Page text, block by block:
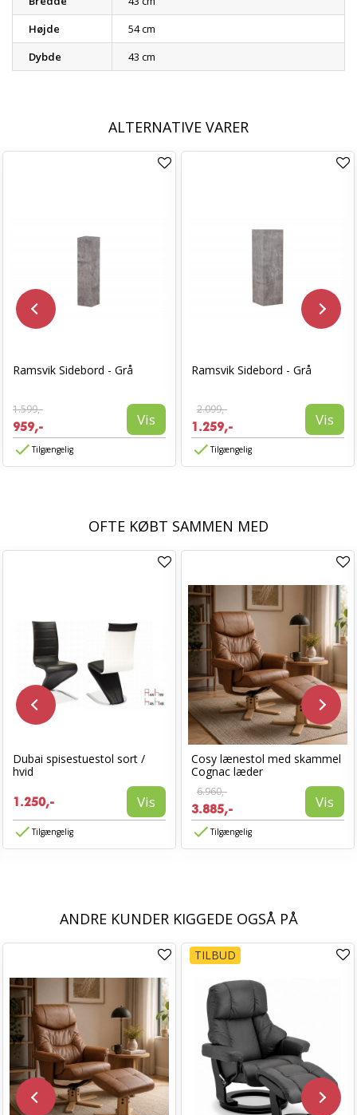
Højde
54 cm
Dybde
43 cm
ALTERNATIVE VARER
Ramsvik Sidebord - Grå
1.599,-
959,- Vis
Tilgængelig
Ramsvik Sidebord - Grå
2.099,-
1.259,- Vis
Tilgængelig
OFTE KØBT SAMMEN MED
Dubai spisestuestol sort /
hvid
1.250,- Vis
Tilgængelig
Cosy lænestol med skammel
Cognac læder
6.960,-
3.885,- Vis
Tilgængelig
ANDRE KUNDER KIGGEDE OGSÅ PÅ
TILBUD